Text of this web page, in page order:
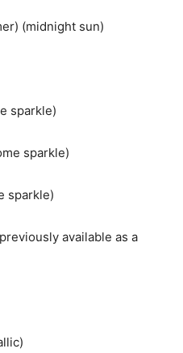
(midnight sun)
sparkle)
sparkle)
sparkle)
available as a